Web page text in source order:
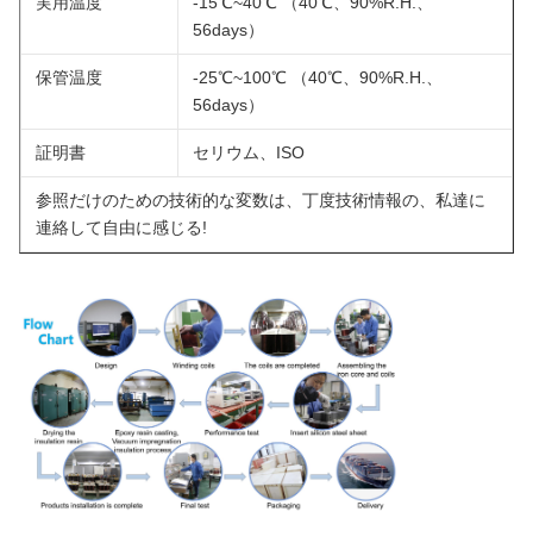
56days）
保管温度
-25℃~100℃ （40℃、90%R.H.、
56days）
証明書 セリウム、ISO
参照だけのための技術的な変数は、丁度技術情報の、私達に
連絡して自由に感じる!